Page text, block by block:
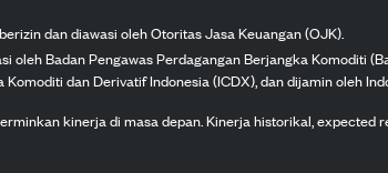
dan diawasi oleh Otoritas Jasa Keuangan (OJK).
Badan Pengawas Perdagangan Berjangka Komoditi
dan Derivatif Indonesia (ICDX), dan dijamin oleh
kinerja di masa depan. Kinerja historikal, expected